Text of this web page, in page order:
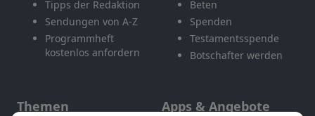
Tipps der Redaktion
Sendungen von A-Z
Programmheft
kostenlos anfordern
Beten
Spenden
Testamentsspende
Botschafter werden
Themen Apps & Angebote